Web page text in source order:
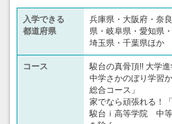
入学できる
都道府県
兵庫県・大阪府・奈
県・岐阜県・愛知県
埼玉県・千葉県ほか
コース
駿台の真骨頂!! 大学
中学さかのぼり学習
総合コース」
家でなら頑張れる！
駿台ｉ高等学院 中